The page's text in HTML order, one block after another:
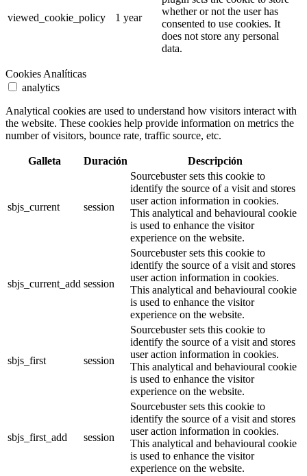
viewed_cookie_policy 1 year
whether or not the user has
consented to use cookies. It
does not store any personal
data.
Cookies Analíticas
analytics
Analytical cookies are used to understand how visitors interact with
the website. These cookies help provide information on metrics the
number of visitors, bounce rate, traffic source, etc.
Galleta Duración Descripción
sbjs_current session
Sourcebuster sets this cookie to
identify the source of a visit and stores
user action information in cookies.
This analytical and behavioural cookie
is used to enhance the visitor
experience on the website.
sbjs_current_add session
Sourcebuster sets this cookie to
identify the source of a visit and stores
user action information in cookies.
This analytical and behavioural cookie
is used to enhance the visitor
experience on the website.
sbjs_first session
Sourcebuster sets this cookie to
identify the source of a visit and stores
user action information in cookies.
This analytical and behavioural cookie
is used to enhance the visitor
experience on the website.
sbjs_first_add session
Sourcebuster sets this cookie to
identify the source of a visit and stores
user action information in cookies.
This analytical and behavioural cookie
is used to enhance the visitor
experience on the website.